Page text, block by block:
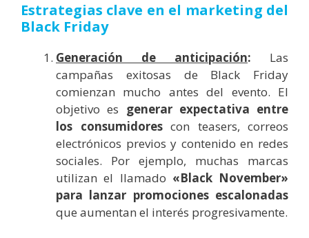
Estrategias clave en el marketing del
Black Friday
Generación de anticipación: Las
campañas exitosas de Black Friday
comienzan mucho antes del evento. El
objetivo es generar expectativa entre
los consumidorescon teasers, correos
electrónicos previos y contenido en redes
sociales. Por ejemplo, muchas marcas
utilizan el llamado «Black November»
para lanzar promociones escalonadas
que aumentan el interés progresivamente.